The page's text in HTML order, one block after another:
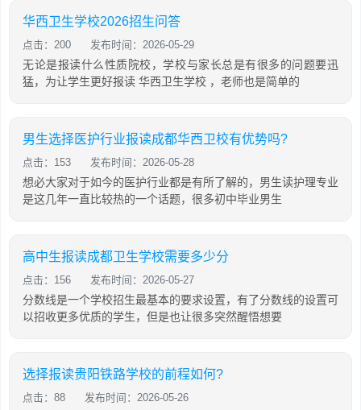
华西卫生学校2026招生问答
点击：200 发布时间：2026-05-29
无论是报读什么性质院校，学校与家长总是有很多的问题要迅
猛，为让学生更好报读 华西卫生学校 ，老师也是简单的
男生选择医护行业报读成都华西卫校有优势吗?
点击：153 发布时间：2026-05-28
想必大家对于如今的医护行业都是有所了解的，男生读护理专业
是这几年一直比较热的一个话题，很多初中毕业男生
高中生报读成都卫生学校需要多少分
点击：156 发布时间：2026-05-27
分数线是一个学校招生最基本的要求设置，有了分数线的设置可
以招收更多优质的学生，但是也让很多突然醒悟想要
选择报读贵阳铁路学校的前程如何?
点击：88 发布时间：2026-05-26